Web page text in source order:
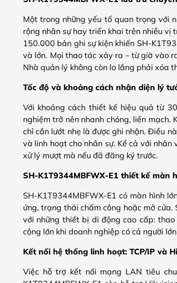
Một trong những yếu tố quan trọng với
rộng nhân sự hay triển khai trên nhiều
150.000 bản ghi sự kiện khiến SH-
và lớn. Mọi thao tác xảy ra – từ giờ vào
Nhà quản lý không còn lo lắng phải xóa
Tốc độ và khoảng cách nhận diện lý
Với khoảng cách thiết kế hiệu quả từ
nghiệm trở nên nhanh chóng, liền
chỉ cần lướt nhẹ là được ghi nhận. Điều
và linh hoạt cho nhân sự. Kể cả với
xử lý mượt mà nếu đã đăng ký trước.
SH-K1T9344MBFWX-E1 thiết kế màn
SH-K1T9344MBFWX-E1 có màn hình
ứng, trạng thái chấm công hoặc mở
với những thiết bị di động cao cấp:
cộng lớn khi doanh nghiệp có cả người
Kết nối hệ thống linh hoạt: TCP/IP và
Việc hỗ trợ kết nối mạng LAN tiêu